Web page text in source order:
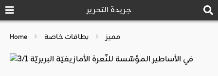
جريدة التحرير
Home مميز بطاقات خاصة